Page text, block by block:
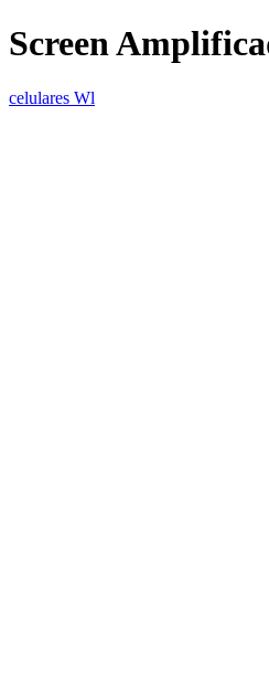
Screen
celulares Wl